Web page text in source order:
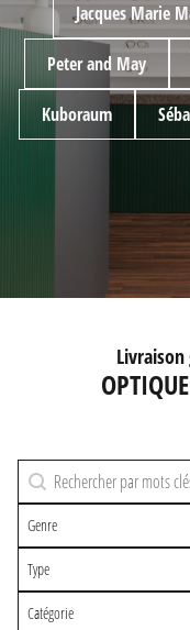
Jacques Marie
Peter and May
Kuboraum
Recherche
Rechercher
Genre
Type
Sélectionnez le contenu
Catégorie
Sélectionnez le contenu